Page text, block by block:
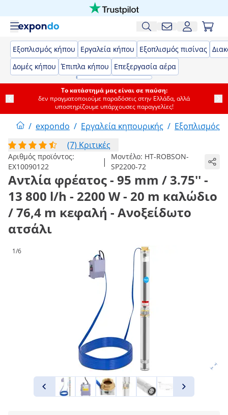
Εξοπλισμός κήπου Εργαλεία κήπου Εξοπλισμός πισίνας
Δομές κήπου Έπιπλα κήπου Επεξεργασία αέρα
Το κατάστημά μας είναι σε παύση:
δεν πραγματοποιούμε παραδόσεις στην Ελλάδα, αλλά
υποστηρίζουμε υπάρχουσες παραγγελίες!
/ expondo / Εργαλεία κηπουρικής / Εξοπλισμός
(7) Κριτικές
Αριθμός προϊόντος:
EX10090122
| Μοντέλο: HT-ROBSON-
SP2200-72
Αντλία φρέατος - 95 mm / 3.75'' -
13 800 l/h - 2200 W - 20 m καλώδιο
/ 76,4 m κεφαλή - Ανοξείδωτο
ατσάλι
1/6